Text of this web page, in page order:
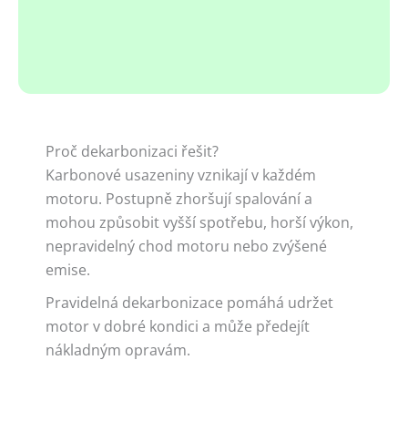
Proč dekarbonizaci řešit?
Karbonové usazeniny vznikají v každém
motoru. Postupně zhoršují spalování a
mohou způsobit vyšší spotřebu, horší výkon,
nepravidelný chod motoru nebo zvýšené
emise.
Pravidelná dekarbonizace pomáhá udržet
motor v dobré kondici a může předejít
nákladným opravám.